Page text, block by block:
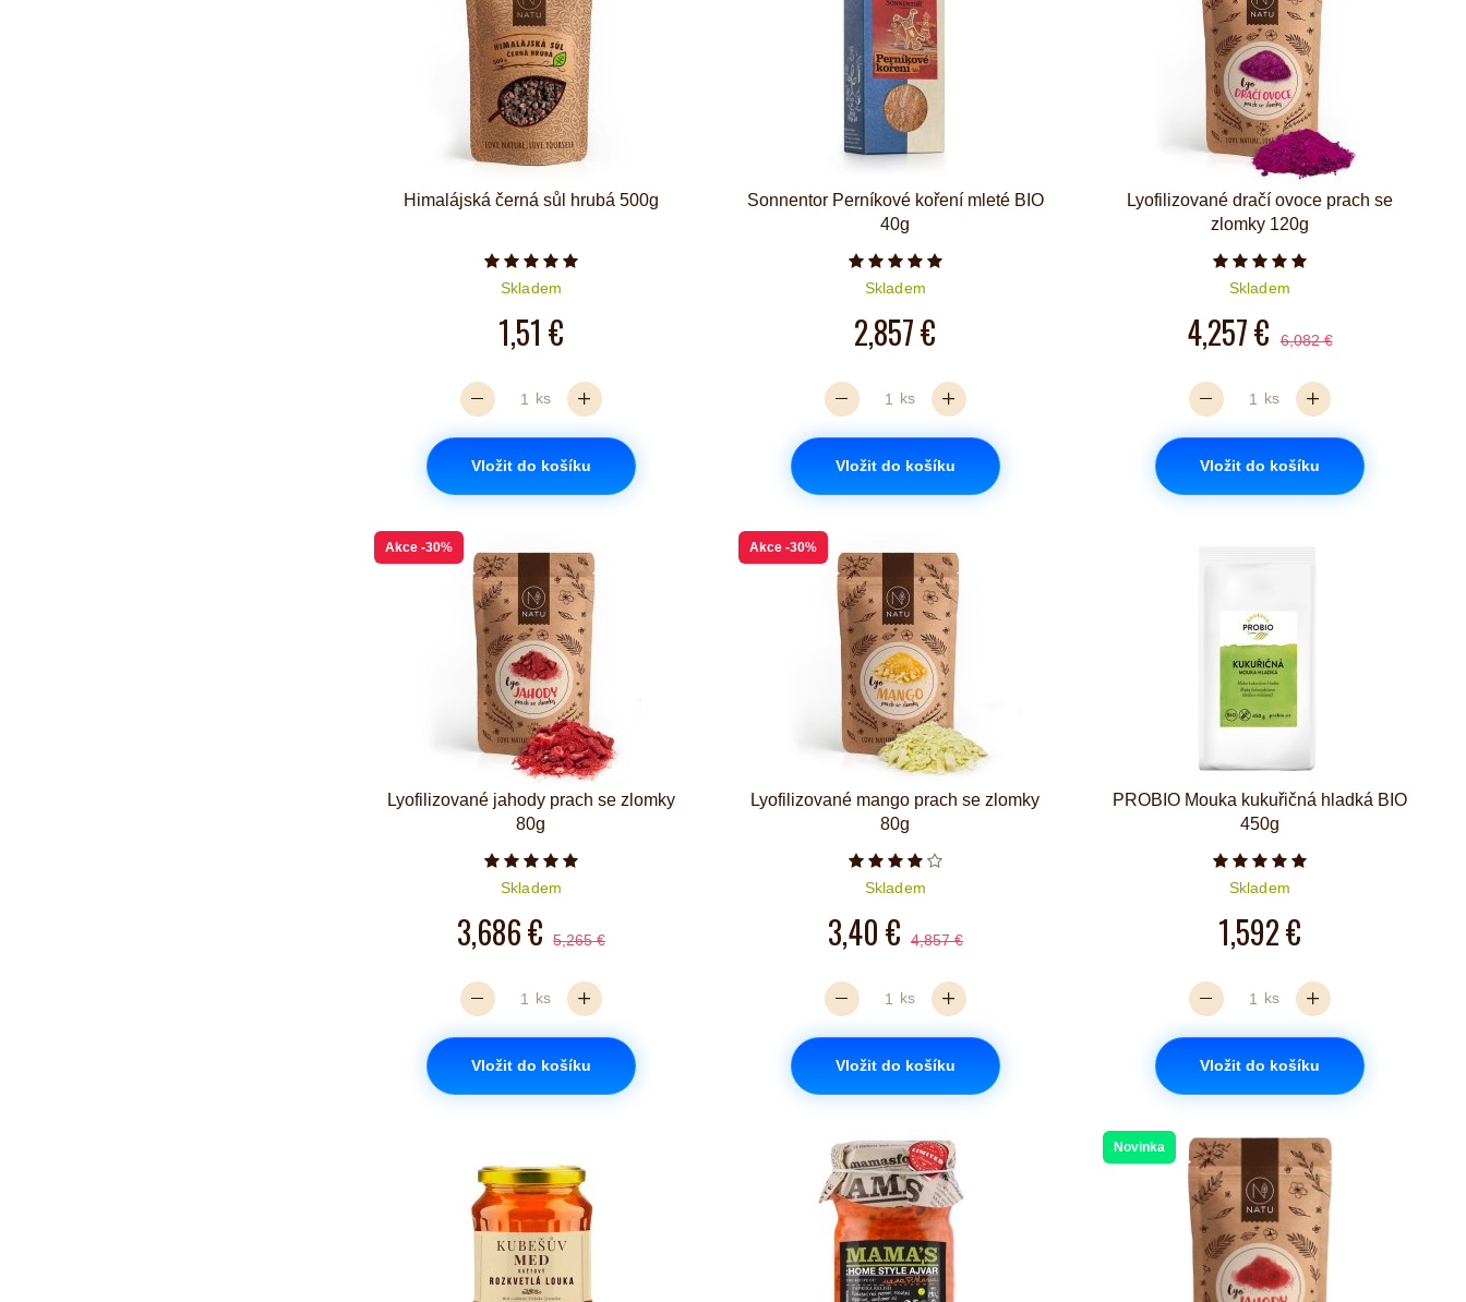
Himalájská černá sůl hrubá 500g
Počet hvězdiček je 5 z 5
Skladem
1,51 €
ks
Vložit do košíku
Sonnentor Perníkové koření mleté BIO
40g
Počet hvězdiček je 5 z 5
Skladem
2,857 €
ks
Vložit do košíku
Lyofilizované dračí ovoce prach se
zlomky 120g
Počet hvězdiček je 5 z 5
Skladem
4,257 € 6,082 €
ks
Vložit do košíku
Akce -30%
Lyofilizované jahody prach se zlomky
80g
Počet hvězdiček je 5 z 5
Skladem
3,686 € 5,265 €
ks
Vložit do košíku
Akce -30%
Lyofilizované mango prach se zlomky
80g
Počet hvězdiček je 4 z 5
Skladem
3,40 € 4,857 €
ks
Vložit do košíku
PROBIO Mouka kukuřičná hladká BIO
450g
Počet hvězdiček je 5 z 5
Skladem
1,592 €
ks
Vložit do košíku
Novinka